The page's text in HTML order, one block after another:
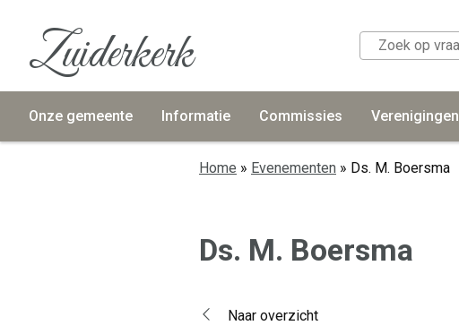
Zuiderkerk
Onze gemeente Informatie Commissies Verenigingen
Home » Evenementen » Ds. M. Boersma
Ds. M. Boersma
Naar overzicht